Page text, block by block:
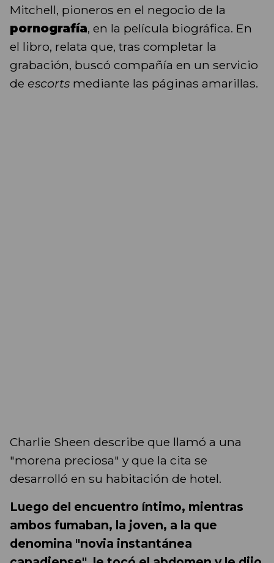
Mitchell, pioneros en el negocio de la
pornografía, en la película biográfica. En
el libro, relata que, tras completar la
grabación, buscó compañía en un servicio
de escorts mediante las páginas amarillas.
Charlie Sheen describe que llamó a una
"morena preciosa" y que la cita se
desarrolló en su habitación de hotel.
Luego del encuentro íntimo, mientras
ambos fumaban, la joven, a la que
denomina "novia instantánea